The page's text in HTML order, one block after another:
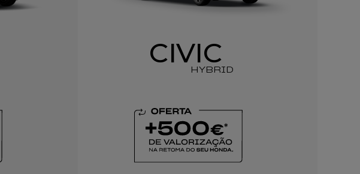
CIVIC
HYBRID